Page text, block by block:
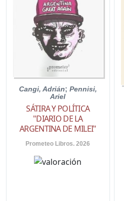
Cangi, Adrián; Pennisi,
Ariel
SÁTIRA Y POLÍTICA
"DIARIO DE LA
ARGENTINA DE MILEI"
Prometeo Libros. 2026